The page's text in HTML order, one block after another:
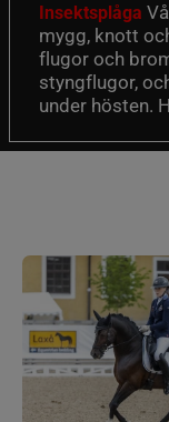
Insektsplåga
mygg, knott
flugor och
styngflugor,
under hösten.